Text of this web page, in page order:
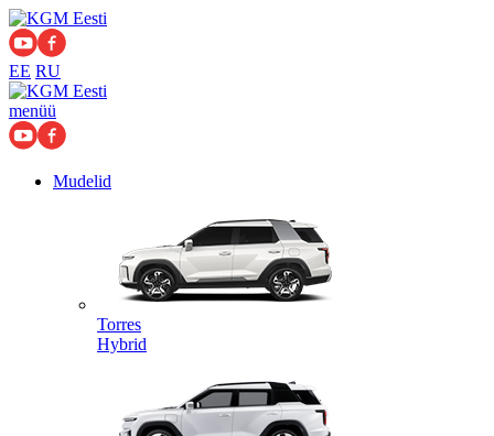
EE RU
menüü
Mudelid
Torres
Hybrid